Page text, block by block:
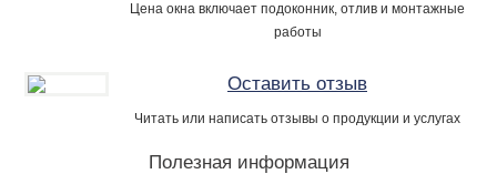
Цена окна включает подоконник, отлив и монтажные
работы
Оставить отзыв
Читать или написать отзывы о продукции и услугах
Полезная информация